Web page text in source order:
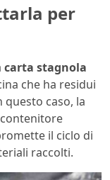
per
carta stagnola
che ha residui
caso, la
il ciclo di
raccolti.